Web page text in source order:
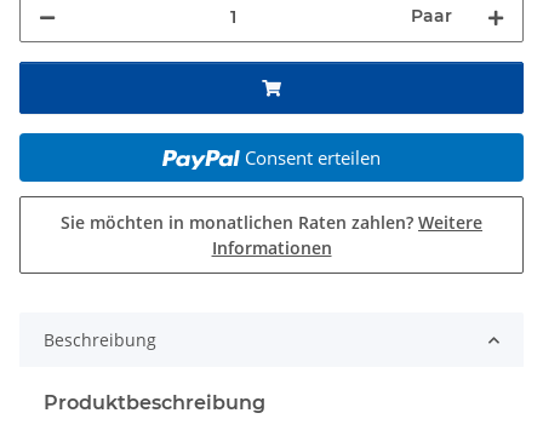
Paar
Consent erteilen
Sie möchten in monatlichen Raten zahlen? Weitere
Informationen
Beschreibung
Produktbeschreibung